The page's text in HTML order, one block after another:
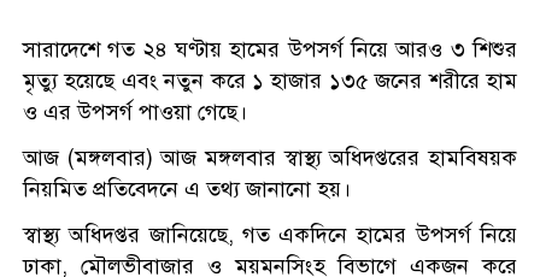
সারাদেশে গত ২৪ ঘণ্টায় হামের উপসর্গ নিয়ে আরও ৩ শিশুর
মৃত্যু হয়েছে এবং নতুন করে ১ হাজার ১৩৫ জনের শরীরে হাম
ও এর উপসর্গ পাওয়া গেছে।
আজ (মঙ্গলবার) আজ মঙ্গলবার স্বাস্থ্য অধিদপ্তরের হামবিষয়ক
নিয়মিত প্রতিবেদনে এ তথ্য জানানো হয়।
স্বাস্থ্য অধিদপ্তর জানিয়েছে, গত একদিনে হামের উপসর্গ নিয়ে
ঢাকা, মৌলভীবাজার ও ময়মনসিংহ বিভাগে একজন করে